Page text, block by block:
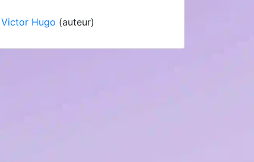
Victor Hugo (auteur)